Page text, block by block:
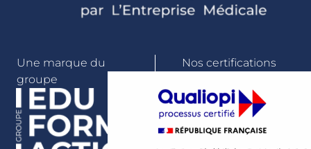
Une marque du
groupe
Nos certifications